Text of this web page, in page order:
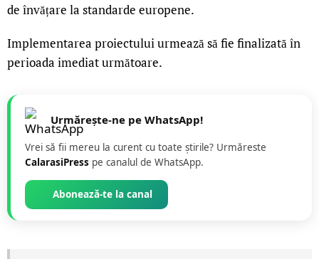
de învățare la standarde europene.
Implementarea proiectului urmează să fie finalizată în
perioada imediat următoare.
Urmărește-ne pe WhatsApp!
Vrei să fii mereu la curent cu toate știrile? Urmăreste
CalarasiPress pe canalul de WhatsApp.
Abonează-te la canal